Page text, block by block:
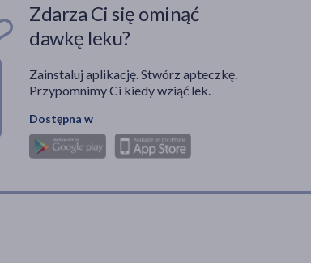
Zdarza Ci się ominąć
dawkę leku?
Zainstaluj aplikację. Stwórz apteczkę.
Przypomnimy Ci kiedy wziąć lek.
Dostępna w